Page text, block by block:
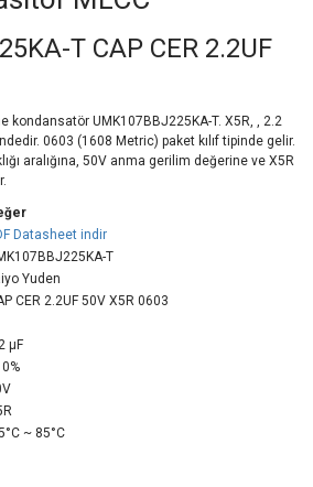
T CAP CER 2.2UF
kondansatör UMK107BBJ225KA-T. X5R, , 2.2
0603 (1608 Metric) paket kılıf tipinde gelir.
aralığına, 50V anma gerilim değerine ve X5R
Datasheet indir
T
Yuden
CER 2.2UF 50V X5R 0603
µF
~ 85°C